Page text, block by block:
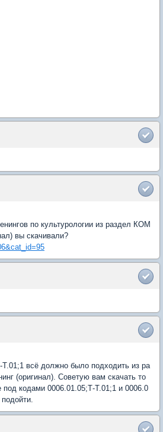
по культурологии из раздел КОМ
вы скачивали?
всё должно было подходить из ра
(оригинал). Советую вам скачать то
кодами 0006.01.05;Т-Т.01;1 и 0006.0